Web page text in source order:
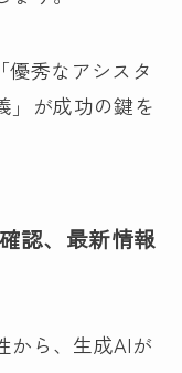
優秀なアシスタ
」が成功の鍵を
認、最新情報
から、生成AIが